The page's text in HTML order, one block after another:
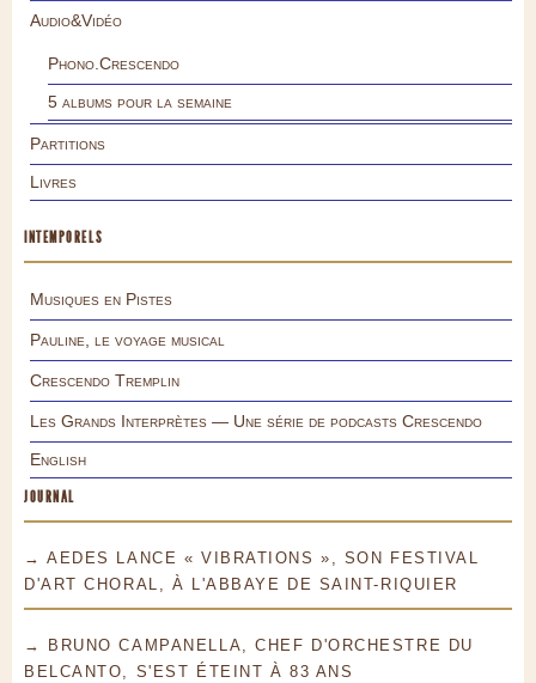
Audio&Vidéo
Phono.Crescendo
5 albums pour la semaine
Partitions
Livres
INTEMPORELS
Musiques en Pistes
Pauline, le voyage musical
Crescendo Tremplin
Les Grands Interprètes — Une série de podcasts Crescendo
English
JOURNAL
→ AEDES LANCE « VIBRATIONS », SON FESTIVAL
D'ART CHORAL, À L'ABBAYE DE SAINT-RIQUIER
→ BRUNO CAMPANELLA, CHEF D'ORCHESTRE DU
BELCANTO, S'EST ÉTEINT À 83 ANS